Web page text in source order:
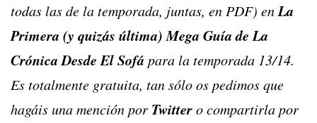
todas las de la temporada, juntas, en PDF) enLa
Primera (y quizás última) Mega Guía de La
Crónica Desde El Sofá para la temporada 13/14.
Es totalmente gratuita, tan sólo os pedimos que
hagáis una mención por Twittero compartirla por